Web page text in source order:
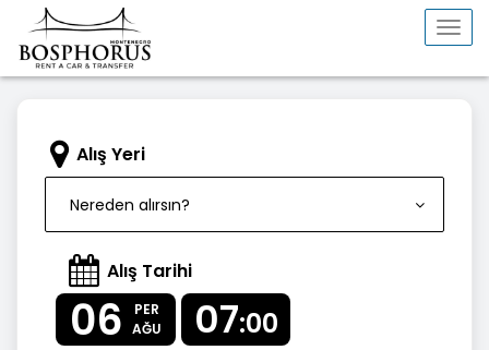
Alış Yeri
Nereden alırsın?
Alış Tarihi
06
PER
AĞU
07:00